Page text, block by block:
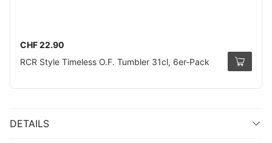
CHF 22.90
RCR Style Timeless O.F. Tumbler 31cl, 6er-Pack
DETAILS